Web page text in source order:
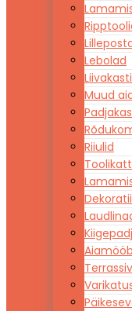
Lebolad
Muud
Riiulid